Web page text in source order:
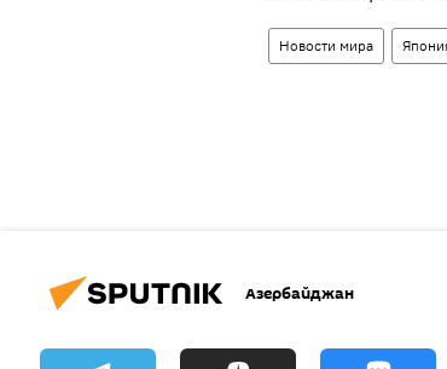
Новости мира
Азербайджан